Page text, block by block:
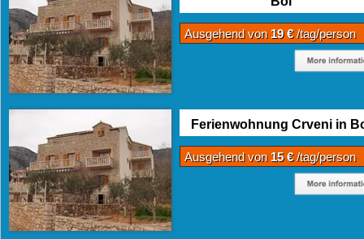
Ausgehend von 19 €/tag/person
Ferienwohnung Crveni in
Ausgehend von 15 €/tag/person